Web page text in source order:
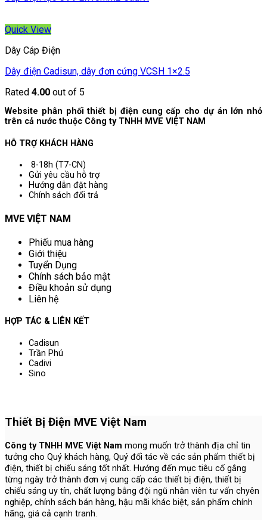
Quick View
Dây Cáp Điện
Dây điện Cadisun, dây đơn cứng VCSH 1×2.5
Rated 4.00 out of 5
Website phân phối thiết bị điện cung cấp cho dự án lớn nhỏ
trên cả nước thuộc Công ty TNHH MVE VIỆT NAM
HỖ TRỢ KHÁCH HÀNG
8-18h (T7-CN)
Gửi yêu cầu hỗ trợ
Hướng dẫn đặt hàng
Chính sách đổi trả
MVE VIỆT NAM
Phiếu mua hàng
Giới thiệu
Tuyển Dụng
Chính sách bảo mật
Điều khoản sử dụng
Liên hệ
HỢP TÁC & LIÊN KẾT
Cadisun
Trần Phú
Cadivi
Sino
Thiết Bị Điện MVE Việt Nam
Công ty TNHH MVE Việt Nam mong muốn trở thành địa chỉ tin
tưởng cho Quý khách hàng, Quý đối tác về các sản phẩm thiết bị
điện, thiết bị chiếu sáng tốt nhất. Hướng đến mục tiêu cố gắng
từng ngày trở thành đơn vị cung cấp các thiết bị điện, thiết bị
chiếu sáng uy tín, chất lượng bằng đội ngũ nhân viên tư vấn chyên
nghiệp, chính sách bán hàng, hậu mãi khác biệt, sản phẩm chính
hãng, giá cả cạnh tranh.